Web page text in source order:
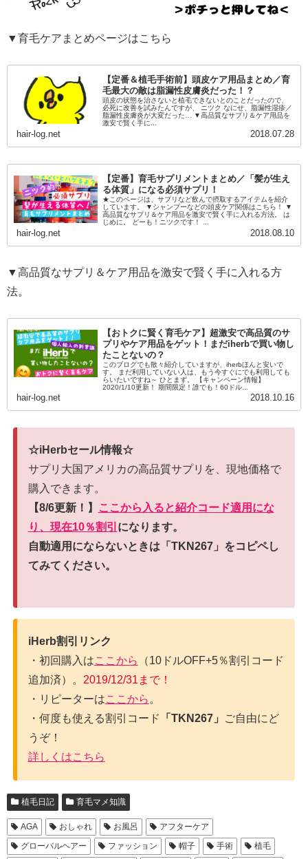
▼育毛ケアまとめページはこちら
【定番＆植毛手術前】頭皮ケア用品まとめ／育
毛最大の敵は脂漏性皮膚炎だった！？
頭皮の状態を治さないと植毛できないとのことだったので、
必死に改善を試みたんですが、 ニツク なにせ、脂漏性湿疹／
脂漏性皮膚炎が大変だった… ▼高品質なサプリ＆ケア用品を
激安で賢く手に...
hair-log.net 2018.07.28
【定番】育毛サプリメントまとめ／「髪が生え
る体質」になる必須サプリ！
★このページは、サプリなど飲んで摂取するアイテムを紹介
しています。 ▼シャンプーなどの頭皮ケア関係はこちら！ ▼
高品質なサプリ＆ケア用品を激安で賢く手に入れる方法。 は
じめに。 どーも！ニツクです！ ...
hair-log.net 2018.08.10
▼高品質なサプリ＆ケア用品を激安で賢く手に入れる方
法。
【おトクに賢く育毛ケア】超激安で高品質のサ
プリやケア用品をゲット！まだiherbで買い物し
たことないの？
このブログでも散々紹介していますが、iherbほんと安いで
す。 まだ利用していない人は、もう今すぐにでも利用しても
らいたいですね～ ひとまず。 【キャンペーン情報】
2020/1/10更新！ 期間限定！誰でも！60ドル...
hair-log.net 2018.10.16
☆iHerbセール情報☆
サプリ大国アメリカの高品質サプリを、現地価格で
購入できます。
【8/6更新！】
ここから入ると紹介コード適用にな
り、現在10％割引 になります。
自動適用にならないときは「TKN267」をコピペし
てみてください。
iHerb割引リンク
・初回購入はここから （10ドルOFF+5％割引コード
追加済）。 2019/12/31まで！
・リピーターはここから 。
・何度も使える割引コード 「TKN267」
ご自由にど
うぞ！
詳しくはこちら
植毛日記 育毛マメ知識
AGA おしゃれ お風呂
アフターケア
グローバルヘアー
ファッション 帽子 手術
植毛